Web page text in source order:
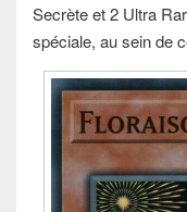
Secrète et2 Ultra
spéciale, au sein de